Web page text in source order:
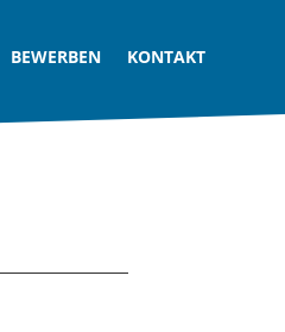
BEWERBEN KONTAKT